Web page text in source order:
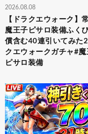
2026.08.08
【ドラクエウォーク】
魔王子ピサロ装備ふく
償含む40連引いてみた
クエウォークガチャ#魔
ピサロ装備